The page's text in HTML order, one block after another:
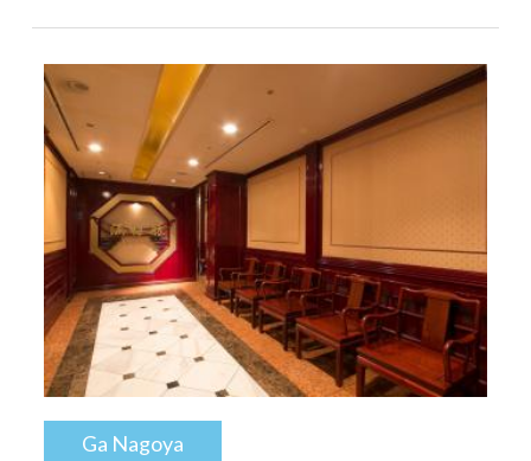
Ga Nagoya